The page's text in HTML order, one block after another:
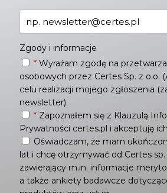
Zgody i informacje
* Wyrażam zgodę na
osobowych przez Certes Sp. z o.o.
celu realizacji mojego zgłoszenia
newsletter).
* Zapoznałem się z Klauzulą
Prywatności certes.pl i akceptuję
Oświadczam, że mam
lat i chcę otrzymywać od Certes
zawierający m.in. informacje
a także ankiety badawcze